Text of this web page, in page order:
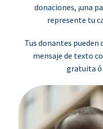
donaciones, ¡una
represente tu
Tus donantes
mensaje de texto
gratuita ó